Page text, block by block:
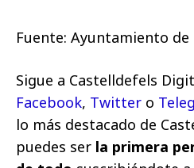
Fuente: Ayuntamiento de
Sigue a Castelldefels
Facebook, Twitter o
lo más destacado de
puedes ser la primera